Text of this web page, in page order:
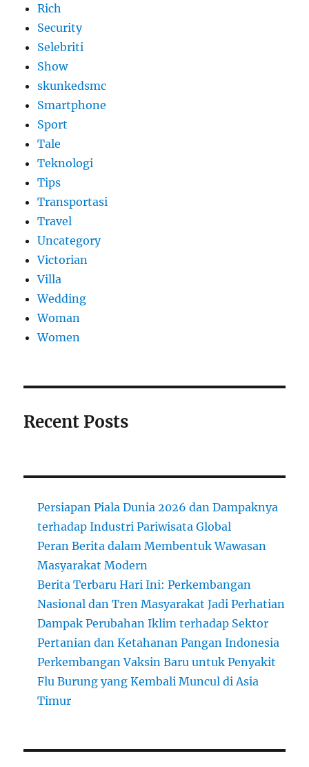
Rich
Security
Selebriti
Show
skunkedsmc
Smartphone
Sport
Tale
Teknologi
Tips
Transportasi
Travel
Uncategory
Victorian
Villa
Wedding
Woman
Women
Recent Posts
Persiapan Piala Dunia 2026 dan Dampaknya
terhadap Industri Pariwisata Global
Peran Berita dalam Membentuk Wawasan
Masyarakat Modern
Berita Terbaru Hari Ini: Perkembangan
Nasional dan Tren Masyarakat Jadi Perhatian
Dampak Perubahan Iklim terhadap Sektor
Pertanian dan Ketahanan Pangan Indonesia
Perkembangan Vaksin Baru untuk Penyakit
Flu Burung yang Kembali Muncul di Asia
Timur